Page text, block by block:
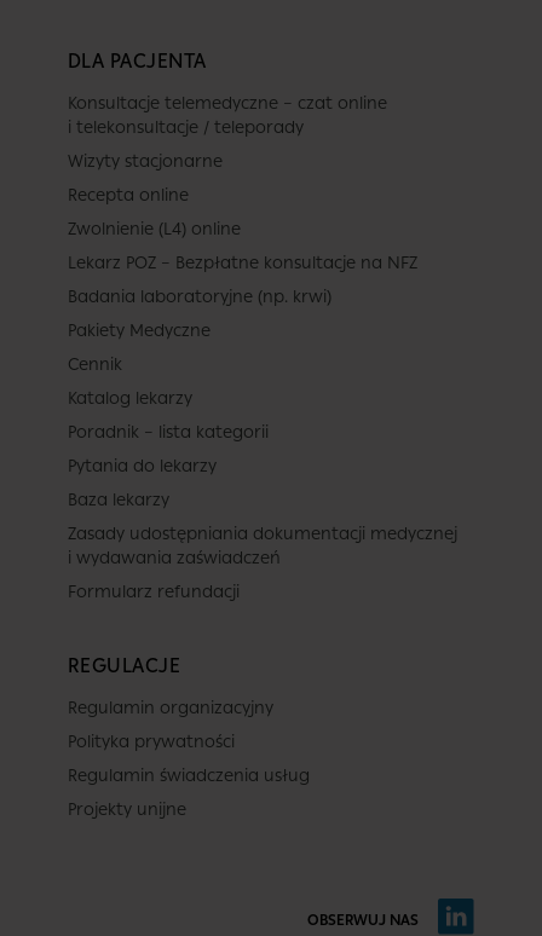
DLA PACJENTA
Konsultacje telemedyczne – czat online
i telekonsultacje / teleporady
Wizyty stacjonarne
Recepta online
Zwolnienie (L4) online
Lekarz POZ – Bezpłatne konsultacje na NFZ
Badania laboratoryjne (np. krwi)
Pakiety Medyczne
Cennik
Katalog lekarzy
Poradnik – lista kategorii
Pytania do lekarzy
Baza lekarzy
Zasady udostępniania dokumentacji medycznej
i wydawania zaświadczeń
Formularz refundacji
REGULACJE
Regulamin organizacyjny
Polityka prywatności
Regulamin świadczenia usług
Projekty unijne
OBSERWUJ NAS